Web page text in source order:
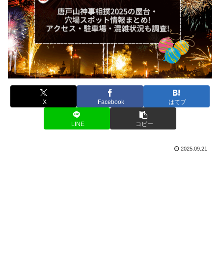
X Facebook はてブ
LINE コピー
2025.09.21